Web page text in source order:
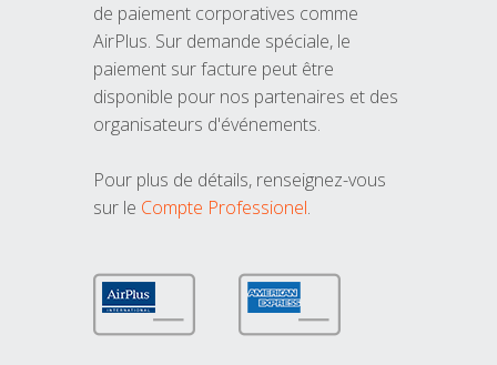
de paiement corporatives comme
AirPlus. Sur demande spéciale, le
paiement sur facture peut être
disponible pour nos partenaires et des
organisateurs d'événements.
Pour plus de détails, renseignez-vous
sur le Compte Professionel.